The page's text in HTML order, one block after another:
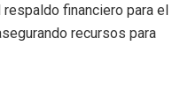
respaldo financiero para el
recursos para